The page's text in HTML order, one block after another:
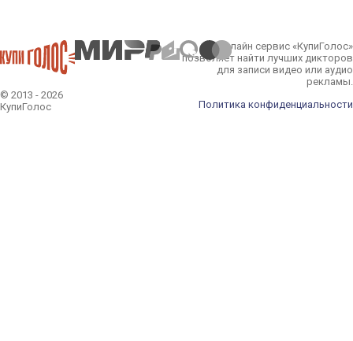
© 2013 - 2026
КупиГолос
Онлайн сервис «КупиГолос»
позволяет найти лучших дикторов
для записи видео или аудио
рекламы.
Политика конфиденциальности